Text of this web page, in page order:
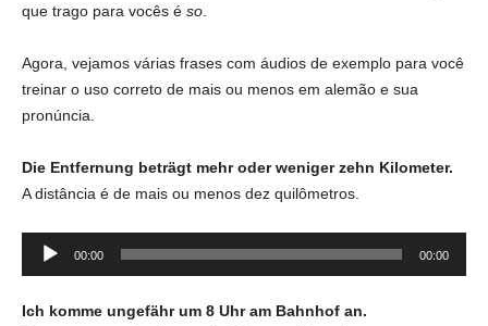
que trago para vocês é so
Agora, vejamos várias frases com áudios de exemplo para você
treinar o uso correto de mais ou menos em alemão e sua
pronúncia.
Die Entfernung beträgt mehr oder weniger zehn Kilometer.
A distância é de mais ou menos dez quilômetros.
Tocador
00:00 00:00
Ich komme ungefähr um 8 Uhr am Bahnhof an.